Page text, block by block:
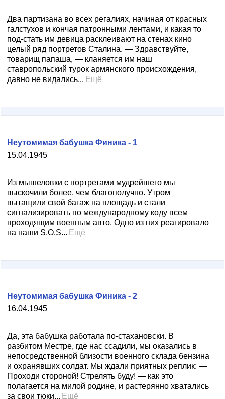
Два партизана во всех регалиях, начиная от красных
галстухов и кончая патронными лентами, и какая то
под-стать им девица расклеивают на стенах кино
целый ряд портретов Сталина. — Здравствуйте,
товарищ папаша, — кланяется им наш
ставропольский турок армянского происхождения,
давно не видались... Ещё
15.04.1945
Неутомимая бабушка Финика - 1
Из мышеловки с портретами мудрейшего мы
выскочили более, чем благополучно. Утром
вытащили свой багаж на площадь и стали
сигнализировать по международному коду всем
проходящим военным авто. Одно из них реагировало
на наши S.O.S... Ещё
16.04.1945
Неутомимая бабушка Финика - 2
Да, эта бабушка работала по-стахановски. В
разбитом Местре, где нас ссадили, мы оказались в
непосредственной близости военного склада бензина
и охранявших солдат. Мы ждали приятных реплик: —
Проходи стороной! Стрелять буду! — как это
полагается на милой родине, и растерянно хватались
за свои тюки... Ещё